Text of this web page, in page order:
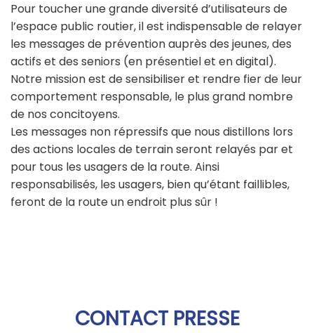
Pour toucher une grande diversité d’utilisateurs de
l’espace public routier, il est indispensable de relayer
les messages de prévention auprès des jeunes, des
actifs et des seniors (en présentiel et en digital).
Notre mission est de sensibiliser et rendre fier de leur
comportement responsable, le plus grand nombre
de nos concitoyens.
Les messages non répressifs que nous distillons lors
des actions locales de terrain seront relayés par et
pour tous les usagers de la route. Ainsi
responsabilisés, les usagers, bien qu’étant faillibles,
feront de la route un endroit plus sûr !
CONTACT PRESSE